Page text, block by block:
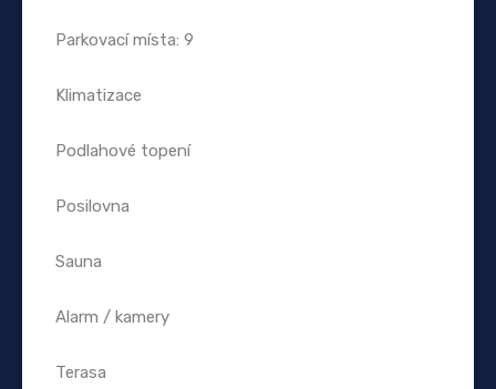
Parkovací místa: 9
Klimatizace
Podlahové topení
Posilovna
Sauna
Alarm / kamery
Terasa